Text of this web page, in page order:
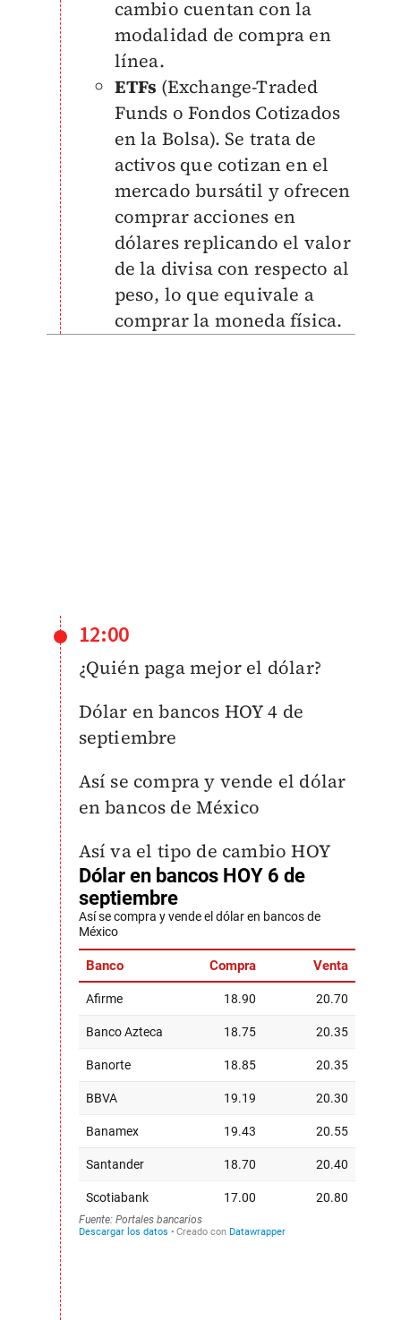
cambio cuentan con la
modalidad de compra en
línea.
ETFs (Exchange-Traded
Funds o Fondos Cotizados
en la Bolsa). Se trata de
activos que cotizan en el
mercado bursátil y ofrecen
comprar acciones en
dólares replicando el valor
de la divisa con respecto al
peso, lo que equivale a
comprar la moneda física.
12:00
¿Quién paga mejor el dólar?
Dólar en bancos HOY 4 de
septiembre
Así se compra y vende el dólar
en bancos de México
Así va el tipo de cambio HOY